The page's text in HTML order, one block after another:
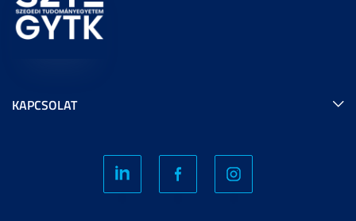
KAPCSOLAT